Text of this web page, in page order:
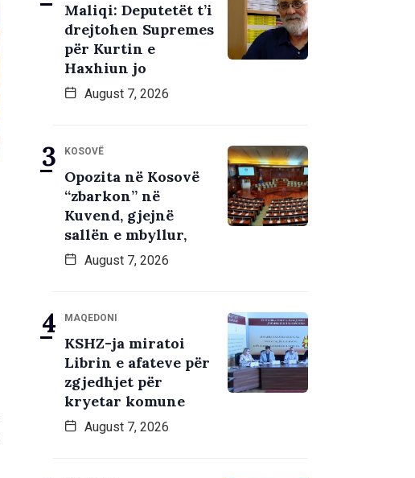
Maliqi: Deputetët t’i
drejtohen Supremes
për Kurtin e
Haxhiun jo
August 7, 2026
KOSOVË
Opozita në Kosovë
“zbarkon” në
Kuvend, gjejnë
sallën e mbyllur,
August 7, 2026
MAQEDONI
KSHZ-ja miratoi
Librin e afateve për
zgjedhjet për
kryetar komune
August 7, 2026